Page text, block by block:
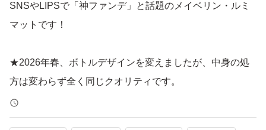
SNSやLIPSで「神ファンデ」と話題のメイベリン・ルミ
マットです！
★2026年春、ボトルデザインを変えましたが、中身の処
方は変わらず全く同じクオリティです。
パッケージにこだわらない方は、こちらの方が断然お得で
す。